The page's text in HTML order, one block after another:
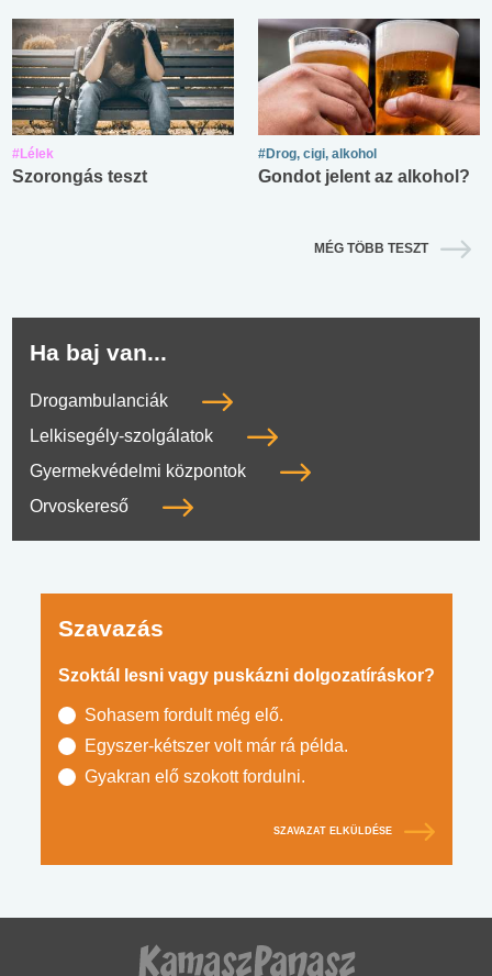
#Lélek
Szorongás teszt
#Drog, cigi, alkohol
Gondot jelent az alkohol?
MÉG TÖBB TESZT
Ha baj van...
Drogambulanciák
Lelkisegély-szolgálatok
Gyermekvédelmi központok
Orvoskereső
Szavazás
Szoktál lesni vagy puskázni dolgozatíráskor?
Sohasem fordult még elő.
Egyszer-kétszer volt már rá példa.
Gyakran elő szokott fordulni.
SZAVAZAT ELKÜLDÉSE